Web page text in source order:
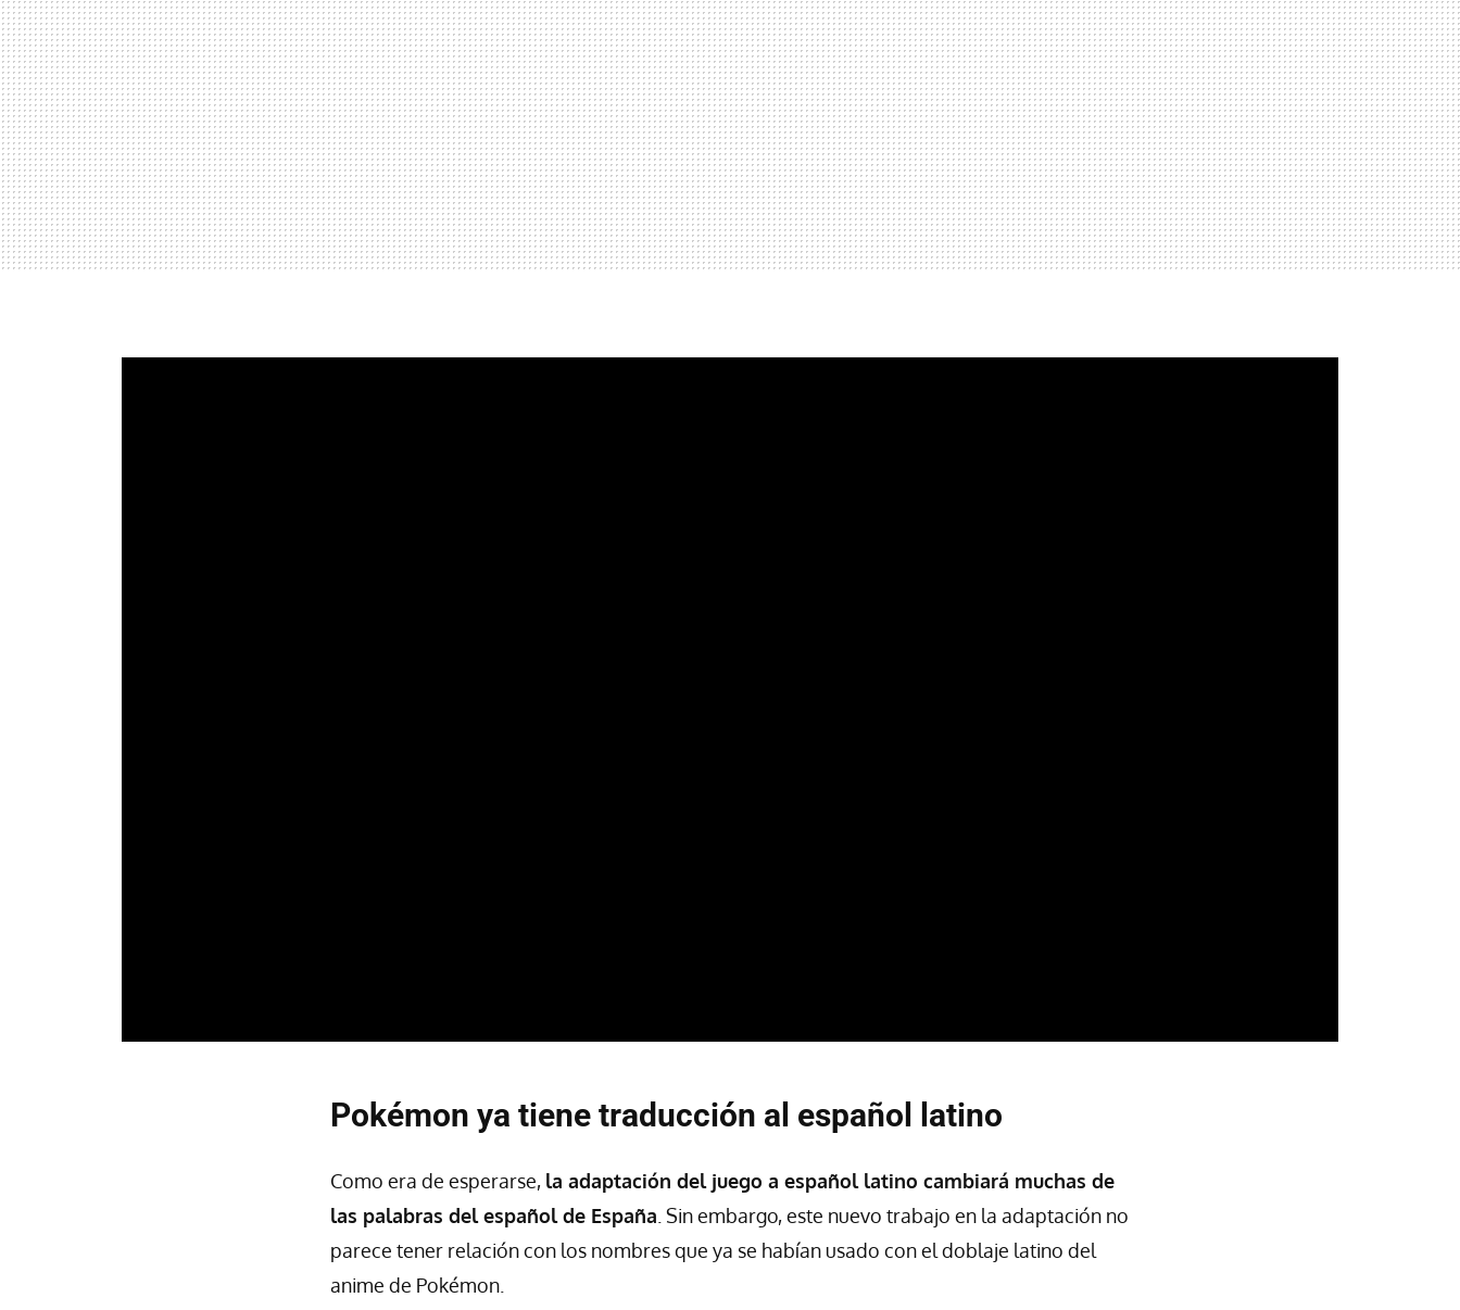
Pokémon ya tiene traducción al español latino
Como era de esperarse, la adaptación del juego a español latino cambiará muchas de
las palabras del español de España . Sin embargo, este nuevo trabajo en la adaptación no
parece tener relación con los nombres que ya se habían usado con el doblaje latino del
anime de Pokémon.